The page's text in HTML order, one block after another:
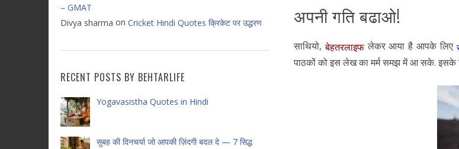
अपनी गति बढाओ!
साथियो,बेहतरलाइफलेकर आया है आपके लिए
पाठकों को इस लेख का मर्म समझ में आ सके. इसके
– GMAT
Divya sharma on Cricket Hindi Quotes क्रिकेट पर उद्धरण
RECENT POSTS BY BEHTARLIFE
Yogavasistha Quotes in Hindi
सुबह की दिनचर्या जो आपकी ज़िंदगी बदल दे — 7 सिद्ध